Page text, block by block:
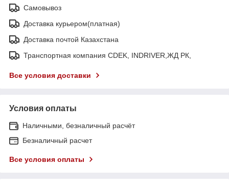
Самовывоз
Доставка курьером(платная)
Доставка почтой Казахстана
Транспортная компания CDEK, INDRIVER,ЖД РК,
Все условия доставки
Условия оплаты
Наличными, безналичный расчёт
Безналичный расчет
Все условия оплаты